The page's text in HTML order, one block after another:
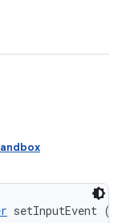
setInputEvent (